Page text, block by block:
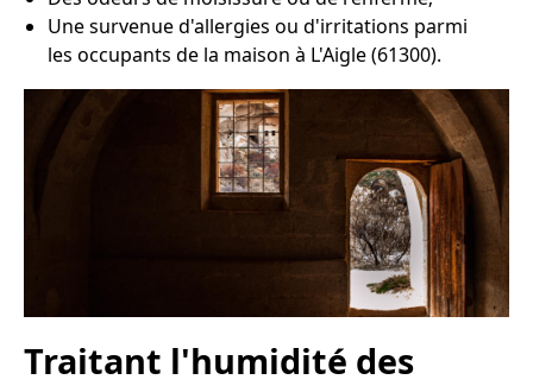
Une survenue d'allergies ou d'irritations parmi
les occupants de la maison à L'Aigle (61300).
Traitant l'humidité des